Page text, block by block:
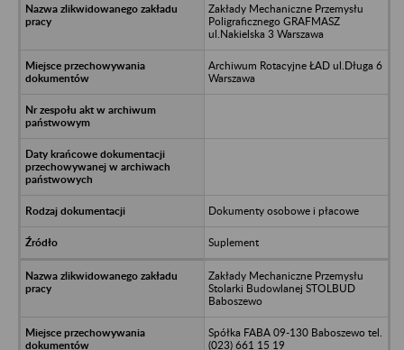
Zakłady Mechaniczne Przemysłu
Poligraficznego GRAFMASZ
ul.Nakielska 3 Warszawa
Archiwum Rotacyjne ŁAD ul.Długa 6
Warszawa
Dokumenty osobowe i płacowe
Suplement
Zakłady Mechaniczne Przemysłu
Stolarki Budowlanej STOLBUD
Baboszewo
Spółka FABA 09-130 Baboszewo tel.
(023) 661 15 19